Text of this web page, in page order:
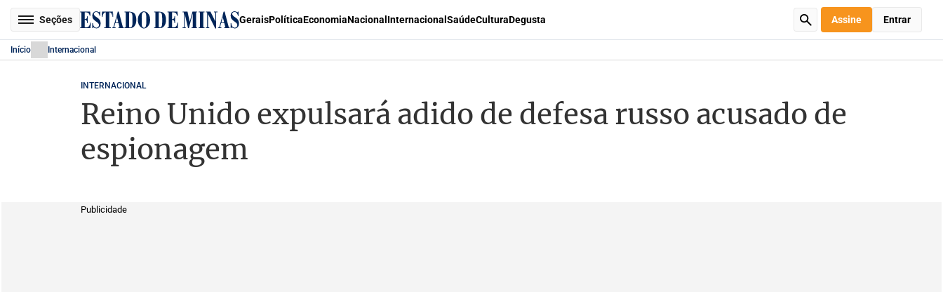
Seções GeraisPolíticaEconomiaNacional Internacional SaúdeCulturaDegusta Assine Entrar
Início Internacional
INTERNACIONAL
Reino Unido expulsará adido de defesa russo acusado de
espionagem
Publicidade